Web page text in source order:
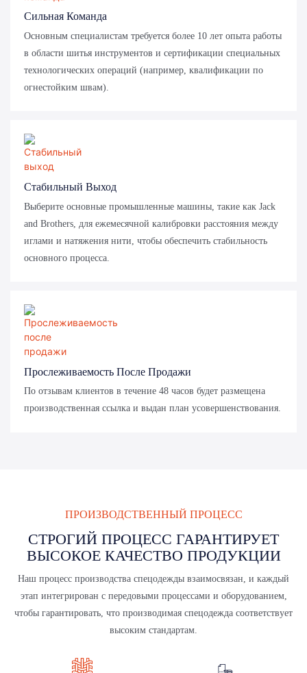
Сильная Команда
Основным специалистам требуется более 10 лет опыта работы
в области шитья инструментов и сертификации специальных
технологических операций (например, квалификации по
огнестойким швам).
Стабильный Выход
Выберите основные промышленные машины, такие как Jack
and Brothers, для ежемесячной калибровки расстояния между
иглами и натяжения нити, чтобы обеспечить стабильность
основного процесса.
Прослеживаемость После Продажи
По отзывам клиентов в течение 48 часов будет размещена
производственная ссылка и выдан план усовершенствования.
ПРОИЗВОДСТВЕННЫЙ ПРОЦЕСС
СТРОГИЙ ПРОЦЕСС ГАРАНТИРУЕТ
ВЫСОКОЕ КАЧЕСТВО ПРОДУКЦИИ
Наш процесс производства спецодежды взаимосвязан, и каждый
этап интегрирован с передовыми процессами и оборудованием,
чтобы гарантировать, что производимая спецодежда соответствует
высоким стандартам.